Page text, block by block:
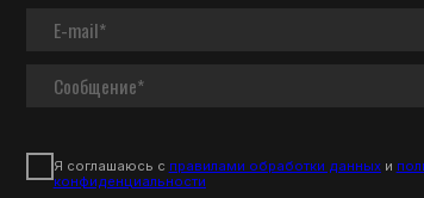
ОСТАВИТЬ ЗАЯВКУ